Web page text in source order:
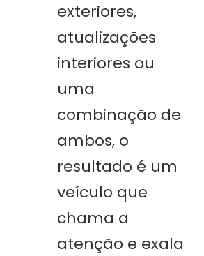
exteriores,
atualizações
interiores ou
uma
combinação de
ambos, o
resultado é um
veículo que
chama a
atenção e exala